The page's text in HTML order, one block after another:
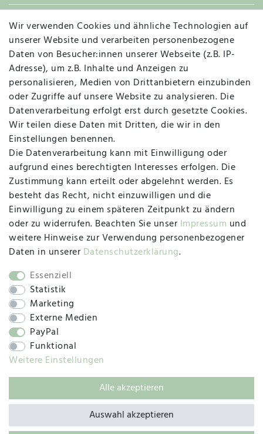
Widerruf
Vertrag widerrufen Kontakt
MAPALI VOR ORT
Herzogstraße 10
47533 Kleve
Montag, Dienstag, Donnerstag, Freitag
09:00 Uhr bis 13:00 Uhr
Mittwoch
09:00 Uhr bis 12:00 Uhr
SOCIAL
© 2019 – 2025 SILC GmbH
Wir verwenden Cookies und ähnliche Technologien auf
unserer Website und verarbeiten personenbezogene
Daten von Besucher:innen unserer Webseite (z.B. IP-
Adresse), um z.B. Inhalte und Anzeigen zu
personalisieren, Medien von Drittanbietern einzubinden
oder Zugriffe auf unsere Website zu analysieren. Die
Datenverarbeitung erfolgt erst durch gesetzte Cookies.
Wir teilen diese Daten mit Dritten, die wir in den
Einstellungen benennen.
Die Datenverarbeitung kann mit Einwilligung oder
aufgrund eines berechtigten Interesses erfolgen. Die
Zustimmung kann erteilt oder abgelehnt werden. Es
besteht das Recht, nicht einzuwilligen und die
Einwilligung zu einem späteren Zeitpunkt zu ändern
oder zu widerrufen. Beachten Sie unser Impressum und
weitere Hinweise zur Verwendung personenbezogener
Daten in unserer Daten­schutz­erklärung.
Essenziell
Statistik
Marketing
Externe Medien
PayPal
Funktional
Weitere Einstellungen
Alle akzeptieren
Auswahl akzeptieren